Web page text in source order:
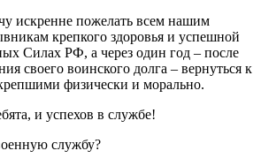
искренне пожелать всем нашим
крепкого здоровья и успешной
Силах РФ, а через один год – после
своего воинского долга – вернуться к
физически и морально.
и успехов в службе!
службу?